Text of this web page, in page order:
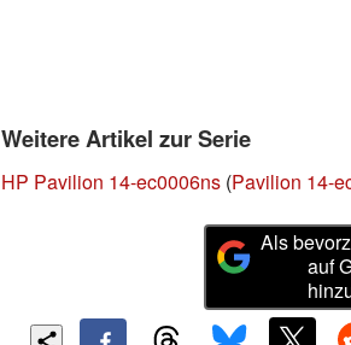
Weitere Artikel zur Serie
HP Pavilion 14-ec0006ns (Pavilion 14-
Als
auf